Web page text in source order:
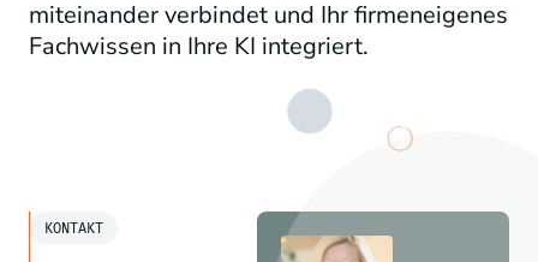
miteinander verbindet und Ihr firmeneigenes
Fachwissen in Ihre KI integriert.
KONTAKT